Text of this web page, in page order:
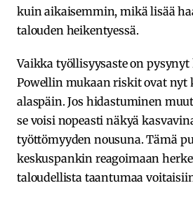
kuin aikaisemmin, mikä lisää
talouden heikentyessä.
Vaikka työllisyysaste on
Powellin mukaan riskit ovat nyt
alaspäin. Jos hidastuminen
se voisi nopeasti näkyä
työttömyyden nousuna. Tämä
keskuspankin reagoimaan
taloudellista taantumaa